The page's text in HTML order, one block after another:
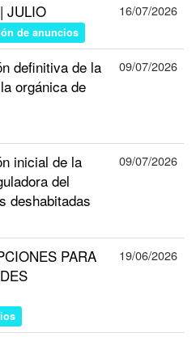
JULIO
de anuncios
16/07/2026
definitiva de la
orgánica de
09/07/2026
inicial de la
del
deshabitadas
09/07/2026
PARA
19/06/2026